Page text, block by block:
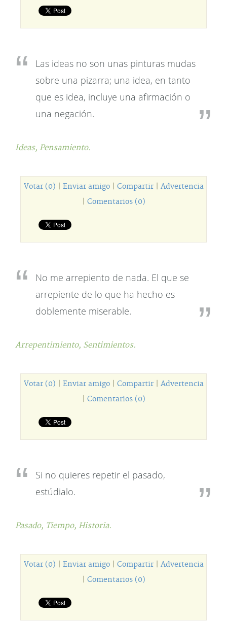
Las ideas no son unas pinturas mudas
sobre una pizarra; una idea, en tanto
que es idea, incluye una afirmación o
una negación.
Ideas, Pensamiento.
Votar (0) Enviar amigo| Compartir| Advertencia
Comentarios (0)
No me arrepiento de nada. El que se
arrepiente de lo que ha hecho es
doblemente miserable.
Arrepentimiento, Sentimientos.
Votar (0) Enviar amigo| Compartir| Advertencia
Comentarios (0)
Si no quieres repetir el pasado,
estúdialo.
Pasado, Tiempo, Historia.
Votar (0) Enviar amigo| Compartir| Advertencia
Comentarios (0)